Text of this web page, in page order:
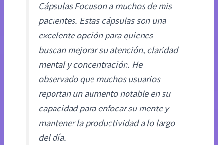
Cápsulas Focuson a muchos de mis
pacientes. Estas cápsulas son una
excelente opción para quienes
buscan mejorar su atención, claridad
mental y concentración. He
observado que muchos usuarios
reportan un aumento notable en su
capacidad para enfocar su mente y
mantener la productividad a lo largo
del día.